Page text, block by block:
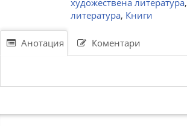
художествена литература,
литература, Книги
Анотация Коментари